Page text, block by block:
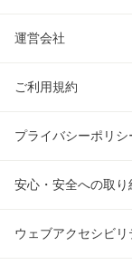
運営会社
ご利用規約
プライバシーポリシ
安心・安全への取り
ウェブアクセシビ